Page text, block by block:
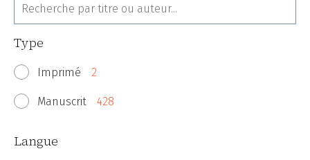
Type
Imprimé 2
Manuscrit 428
Langue